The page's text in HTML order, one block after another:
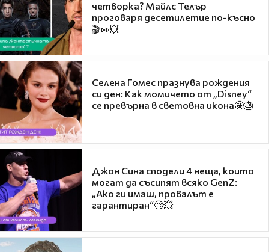
четворка? Майлс Телър
проговаря десетилетие по-късно
🎬👀💥
Селена Гомес празнува рождения
си ден: Как момичето от „Disney“
се превърна в световна икона🤩🎂
Джон Сина сподели 4 неща, които
могат да съсипят всяко GenZ:
„Ако ги имаш, провалът е
гарантиран“🧐💥